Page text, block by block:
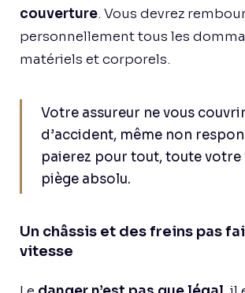
couverture. Vous devrez
personnellement tous les
matériels et corporels.
Votre assureur ne vous
d’accident, même non
paierez pour tout, toute votre
piège absolu.
Un châssis et des freins pas
vitesse